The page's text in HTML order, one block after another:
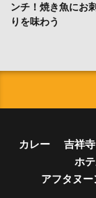
ンチ！焼き魚にお
りを味わう
カレー 吉祥
ホ
アフタヌー